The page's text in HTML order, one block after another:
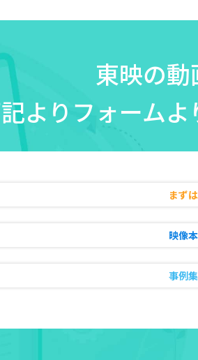
東映の
よりフォームよ
まず
映像
事例